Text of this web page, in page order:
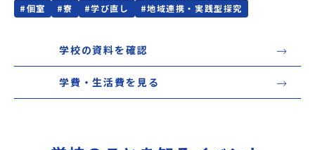
#個室 #寮 #学び直し #地域連携・実践型探究
学校の資料を確認
学費・生活費を見る